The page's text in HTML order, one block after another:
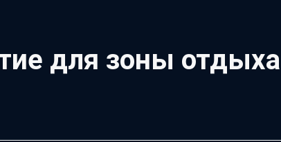
для зоны отдыха